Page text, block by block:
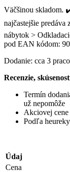
Väčšinou skladom.
najčastejšie predáva
nábytok >
pod EAN kódom:
Dodanie: cca 3
Recenzie,
Termín
už nepomôže
Akciovej
Podľa
Údaj
Cena